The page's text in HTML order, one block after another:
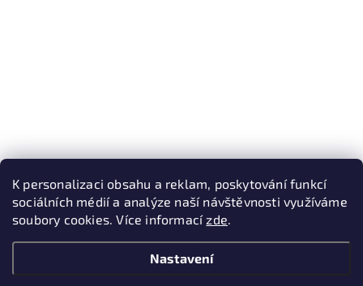
K personalizaci obsahu a reklam, poskytování funkcí
sociálních médií a analýze naší návštěvnosti využíváme
soubory cookies. Více informacízde.
Nastavení